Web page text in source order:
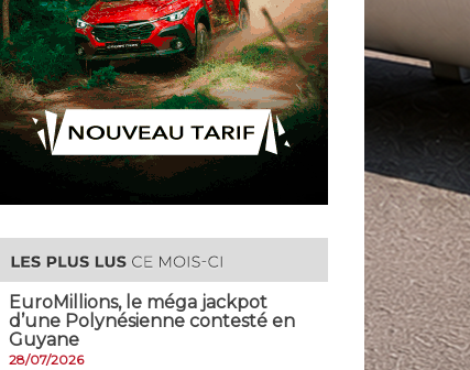
EuroMillions, ​le méga jackpot
d’une Polynésienne contesté en
Guyane
28/07/2026